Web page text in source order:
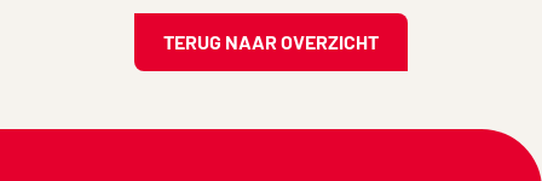
TERUG NAAR OVERZICHT